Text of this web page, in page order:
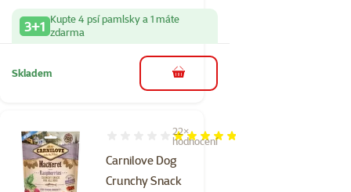
3+1 Kupte 4 psí pamlsky a 1 máte
zdarma
Skladem do košíku
Carnilove Dog
Crunchy Snack
Hodnocení 95%, počet hodnocení: 22
22×
hodnocení